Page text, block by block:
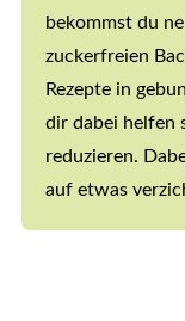
bekommst du
zuckerfreien
Rezepte in
dir dabei helfen
reduzieren.
auf etwas